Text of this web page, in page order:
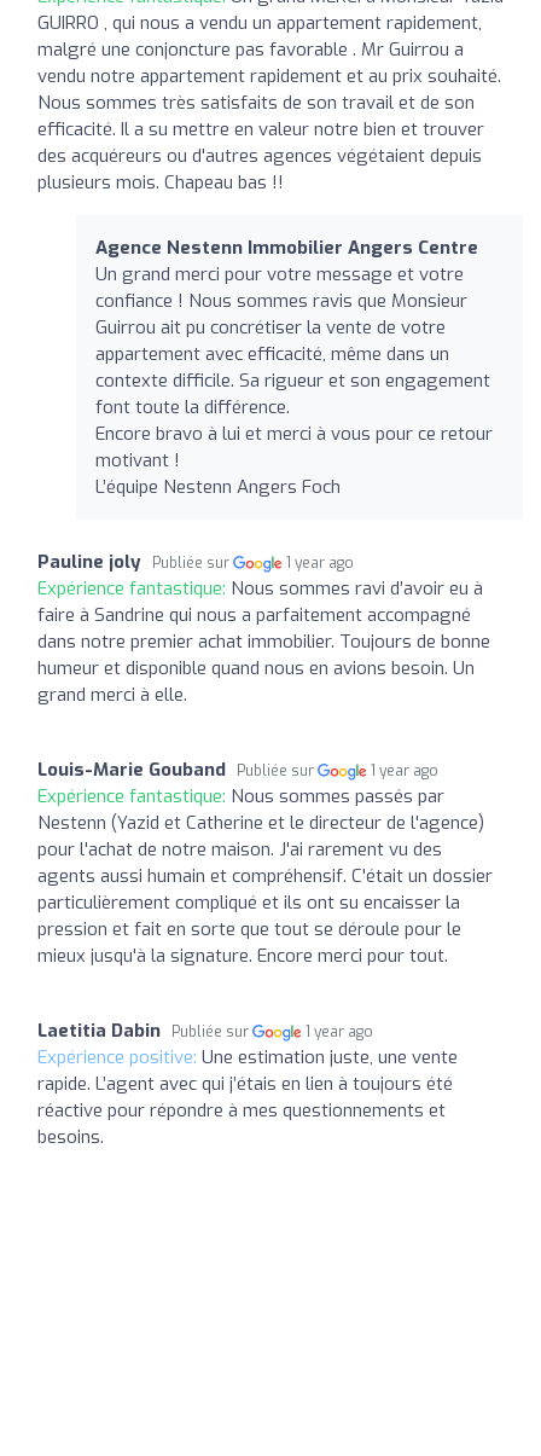
GUIRRO , qui nous a vendu un appartement rapidement,
malgré une conjoncture pas favorable . Mr Guirrou a
vendu notre appartement rapidement et au prix souhaité.
Nous sommes très satisfaits de son travail et de son
efficacité. Il a su mettre en valeur notre bien et trouver
des acquéreurs ou d'autres agences végétaient depuis
plusieurs mois. Chapeau bas !!
Agence Nestenn Immobilier Angers Centre
Un grand merci pour votre message et votre
confiance ! Nous sommes ravis que Monsieur
Guirrou ait pu concrétiser la vente de votre
appartement avec efficacité, même dans un
contexte difficile. Sa rigueur et son engagement
font toute la différence.
Encore bravo à lui et merci à vous pour ce retour
motivant !
L’équipe Nestenn Angers Foch
Pauline joly Publiée sur 1 year ago
Expérience fantastique: Nous sommes ravi d’avoir eu à
faire à Sandrine qui nous a parfaitement accompagné
dans notre premier achat immobilier. Toujours de bonne
humeur et disponible quand nous en avions besoin. Un
grand merci à elle.
Louis-Marie Gouband Publiée sur 1 year ago
Expérience fantastique: Nous sommes passés par
Nestenn (Yazid et Catherine et le directeur de l'agence)
pour l'achat de notre maison. J'ai rarement vu des
agents aussi humain et compréhensif. C'était un dossier
particulièrement compliqué et ils ont su encaisser la
pression et fait en sorte que tout se déroule pour le
mieux jusqu'à la signature. Encore merci pour tout.
Laetitia Dabin Publiée sur 1 year ago
Expérience positive: Une estimation juste, une vente
rapide. L’agent avec qui j’étais en lien à toujours été
réactive pour répondre à mes questionnements et
besoins.